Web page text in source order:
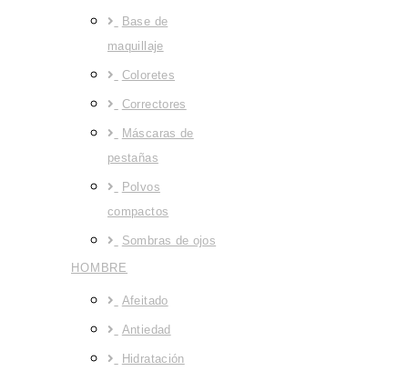
Base de
maquillaje
Coloretes
Correctores
Máscaras de
pestañas
Polvos
compactos
Sombras de ojos
HOMBRE
Afeitado
Antiedad
Hidratación